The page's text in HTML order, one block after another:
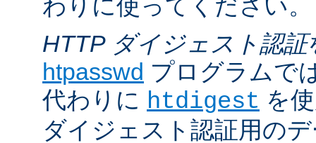
わりに使ってください。
HTTP ダイジェスト認証
htpasswd プログラムで
代わりに htdigest を
ダイジェスト認証用の